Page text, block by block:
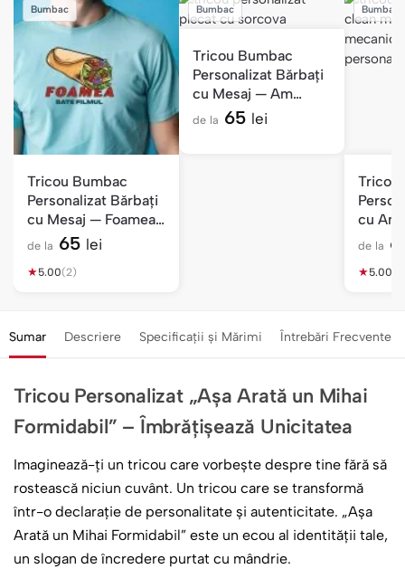
Bumbac
Tricou Bumbac
Personalizat Bărbați
cu Mesaj — Foamea
Bate Filmul
de la 65 lei
★5.00(2)
Bumbac
Tricou Bumbac
Personalizat Bărbați
cu Mesaj — Am
Plecat cu Sorcova
de la 65 lei
Bumbac
Tricou
cu An
de la
★5.00
Sumar Descriere Specificații și Mărimi Întrebări Frecvente
Tricou Personalizat „Așa Arată un Mihai
Formidabil” – Îmbrățișează Unicitatea
Imaginează-ți un tricou care vorbește despre tine fără să
rostească niciun cuvânt. Un tricou care se transformă
într-o declarație de personalitate și autenticitate. „Așa
Arată un Mihai Formidabil” este un ecou al identității tale,
un slogan de încredere purtat cu mândrie.